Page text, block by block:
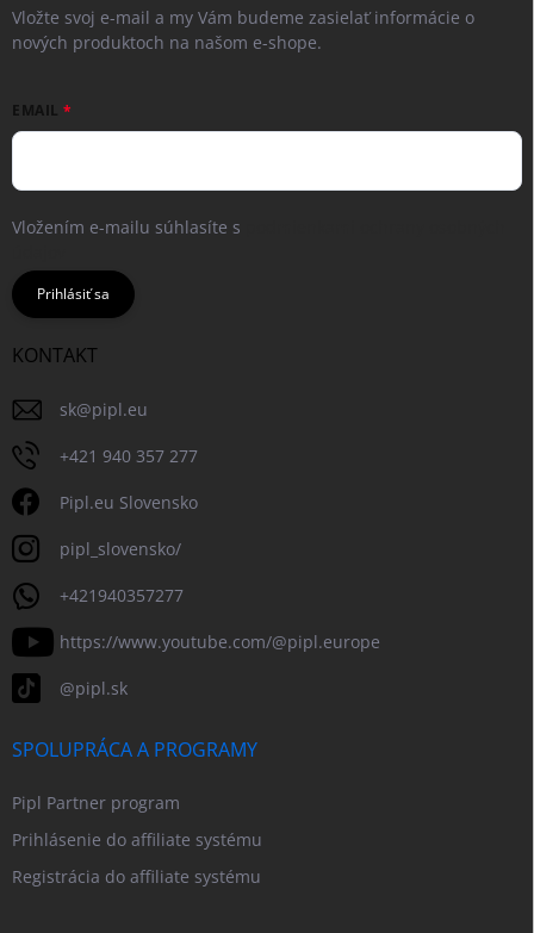
Vložte svoj e-mail a my Vám budeme zasielať informácie o
nových produktoch na našom e-shope.
EMAIL
Vložením e-mailu súhlasíte s
Prihlásiť sa
KONTAKT
sk@pipl.eu
+421 940 357 277
Pipl.eu Slovensko
pipl_slovensko/
+421940357277
https://www.youtube.com/@pipl.europe
@pipl.sk
SPOLUPRÁCA A PROGRAMY
Pipl Partner program
Prihlásenie do affiliate systému
Registrácia do affiliate systému